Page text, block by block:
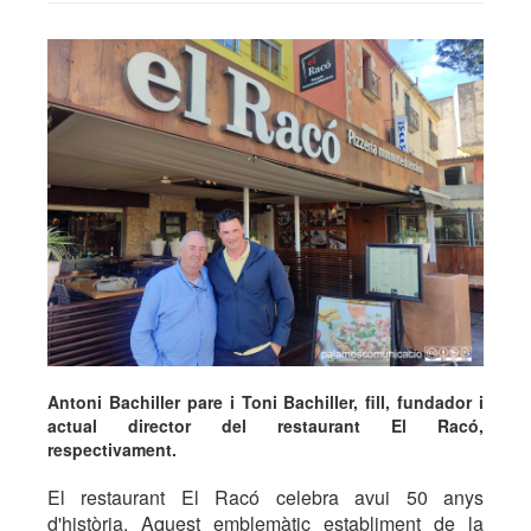
Antoni Bachiller pare i Toni Bachiller, fill, fundador i
actual director del restaurant El Racó,
respectivament.
El restaurant El Racó celebra avui 50 anys
d'història. Aquest emblemàtic establiment de la